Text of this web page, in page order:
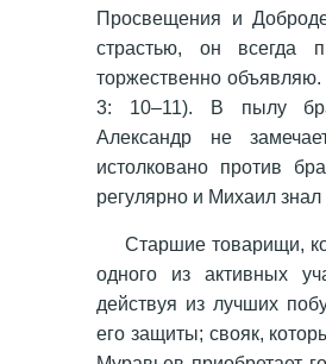
Просвещения и
страстью, он всегда
торжественно
3: 10–11). В пылу
Александр не
истолковано против
регулярно и Михаил знал
Старшие товарищи,
одного из активных
действуя из лучших
его защиты; свояк,